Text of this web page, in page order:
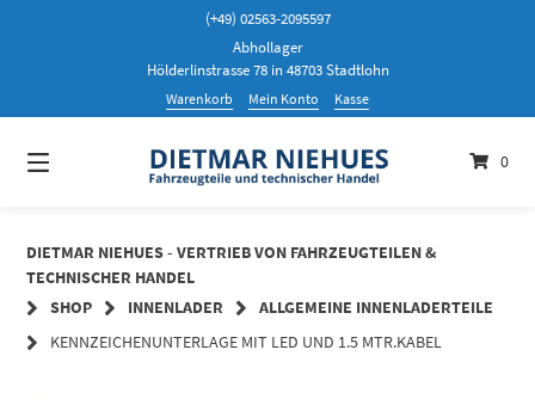
(+49) 02563-2095597
Abhollager
Hölderlinstrasse 78 in 48703 Stadtlohn
Warenkorb Mein Konto Kasse
0
DIETMAR NIEHUES - VERTRIEB VON FAHRZEUGTEILEN &
TECHNISCHER HANDEL
SHOP
INNENLADER
ALLGEMEINE INNENLADERTEILE
KENNZEICHENUNTERLAGE MIT LED UND 1.5 MTR.KABEL